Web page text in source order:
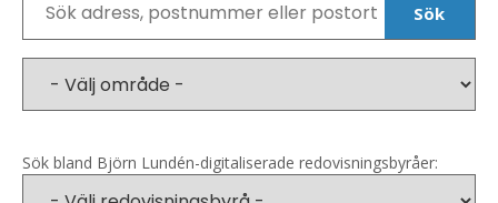
Sök
Sök bland Björn Lundén-digitaliserade redovisningsbyråer: